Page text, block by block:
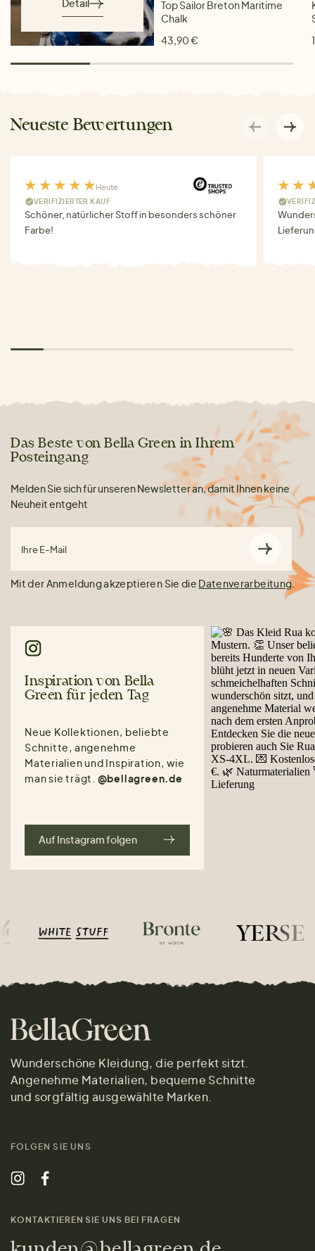
Detail
Top Sailor Breton Maritime
Chalk
43,90 €
Neueste Bewertungen
Heute
VERIFIZIERTER KAUF
Schöner, natürlicher Stoff in besonders schöner
Farbe!
Das Beste von Bella Green in Ihrem
Posteingang
Melden Sie sich für unseren Newsletter an, damit Ihnen keine
Neuheit entgeht
Ihre E-Mail
Mit der Anmeldung akzeptieren Sie die Datenverarbeitung.
Inspiration von Bella
Green für jeden Tag
Neue Kollektionen, beliebte
Schnitte, angenehme
Materialien und Inspiration, wie
man sie trägt. @bellagreen.de
Auf Instagram folgen
Wunderschöne Kleidung, die perfekt sitzt.
Angenehme Materialien, bequeme Schnitte
und sorgfältig ausgewählte Marken.
FOLGEN SIE UNS
KONTAKTIEREN SIE UNS BEI FRAGEN